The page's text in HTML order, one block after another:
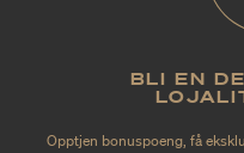
BLI EN
Opptjen bonuspoeng, få